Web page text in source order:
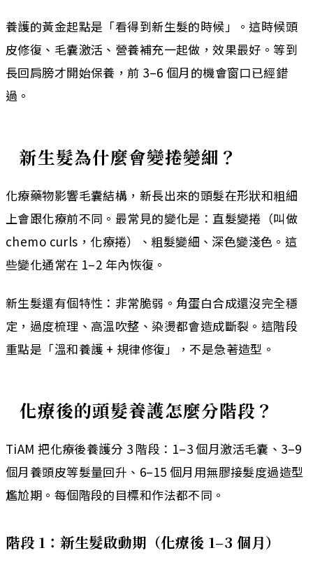
養護的黃金起點是「看得到新生髮的時候」。這時候頭
皮修復、毛囊激活、營養補充一起做，效果最好。等到
長回肩膀才開始保養，前 3–6 個月的機會窗口已經錯
過。
新生髮為什麼會變捲變細？
化療藥物影響毛囊結構，新長出來的頭髮在形狀和粗細
上會跟化療前不同。最常見的變化是：直髮變捲（叫做
chemo curls，化療捲）、粗髮變細、深色變淺色。這
些變化通常在 1–2 年內恢復。
新生髮還有個特性：非常脆弱。角蛋白合成還沒完全穩
定，過度梳理、高溫吹整、染燙都會造成斷裂。這階段
重點是「溫和養護 + 規律修復」，不是急著造型。
化療後的頭髮養護怎麼分階段？
TiAM 把化療後養護分 3 階段：1–3 個月激活毛囊、3–9
個月養頭皮等髮量回升、6–15 個月用無膠接髮度過造型
尷尬期。每個階段的目標和作法都不同。
階段 1：新生髮啟動期（化療後 1–3 個月）